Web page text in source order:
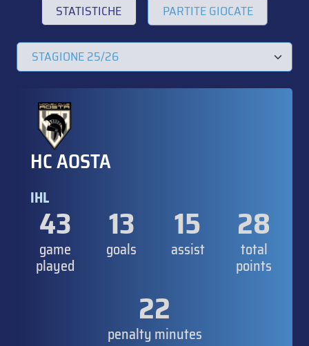
STATISTICHE PARTITE GIOCATE
HC AOSTA
IHL
43
game
played
13
goals
15
assist
28
total
points
22
penalty minutes